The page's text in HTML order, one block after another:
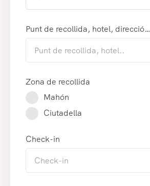
Punt de recollida, hotel, direcció…
Zona de recollida
Mahón
Ciutadella
Check-in